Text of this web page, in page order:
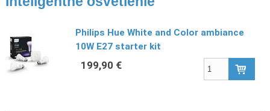
Philips Hue White and Color ambiance
10W E27 starter kit
199,90 €